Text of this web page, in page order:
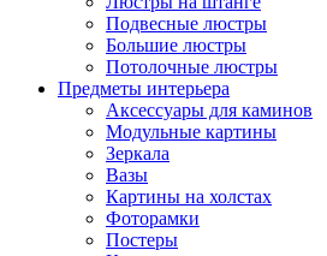
Подвесные люстры
Большие люстры
Потолочные люстры
Предметы интерьера
Аксессуары для каминов
Модульные картины
Зеркала
Вазы
Картины на холстах
Фоторамки
Постеры